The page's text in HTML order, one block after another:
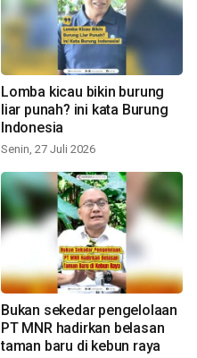
Lomba kicau bikin burung
liar punah? ini kata Burung
Indonesia
Senin, 27 Juli 2026
Bukan sekedar pengelolaan
PT MNR hadirkan belasan
taman baru di kebun raya